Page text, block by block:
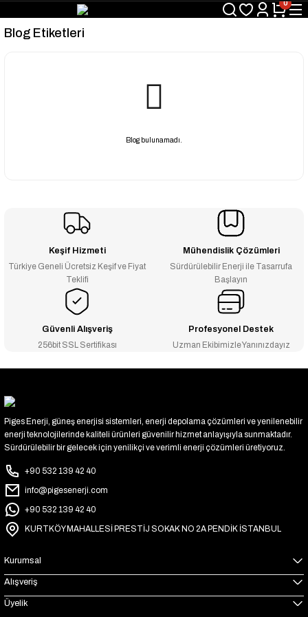
0
Blog Etiketleri
Blog bulunamadı.
Keşif Hizmeti
Türkiye Geneli Ücretsiz Keşif ve Fiyat
Teklifi
Mühendislik Çözümleri
Sürdürülebilir Enerji ile Tasarrufa
Başlayın
Güvenli Alışveriş
256bit SSL Sertifikası
Profesyonel Destek
Uzman Ekibimizle Yanınızdayız
Piges Enerji, güneş enerjisi sistemleri, enerji depolama çözümleri ve yenilenebilir
enerji teknolojilerinde kaliteli ürünleri güvenilir hizmet anlayışıyla sunmaktadır.
Sürdürülebilir bir gelecek için yenilikçi ve verimli enerji çözümleri üretiyoruz.
+90 532 139 42 40
info@pigesenerji.com
+90 532 139 42 40
KURTKÖY MAHALLESİ PRESTİJ SOKAK NO 2A PENDİK İSTANBUL
Kurumsal
Alışveriş
Üyelik